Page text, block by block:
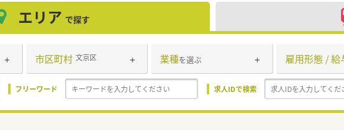
エリア で探す
市区町村 文京区 業種を選ぶ 雇用形態 / 給
フリーワード 求人IDで検索